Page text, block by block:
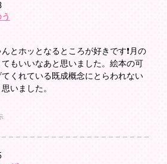
とホッとなるところが好きです❗️月の
てもいいなあと思いました。絵本の可
くれている既成概念にとらわれない
いました。